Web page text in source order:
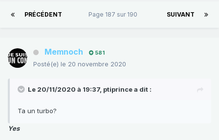
PRÉCÉDENT SUIVANT
Page 187 sur 190
Memnoch 581
Posté(e) le 20 novembre 2020
Le 20/11/2020 à 19:37, ptiprincea dit :
Ta un turbo?
Yes